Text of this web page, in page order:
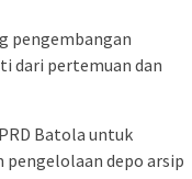
pengembangan
dari pertemuan dan
Batola untuk
depo arsip